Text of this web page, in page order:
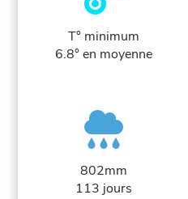
T° minimum
6.8° en moyenne
802mm
113 jours